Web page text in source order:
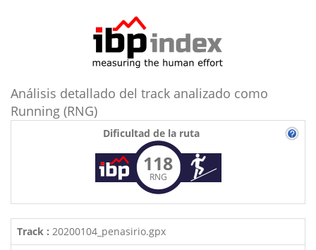
Análisis detallado del track analizado como
Running (RNG)
Dificultad de la ruta
118
RNG
Track : 20200104_penasirio.gpx